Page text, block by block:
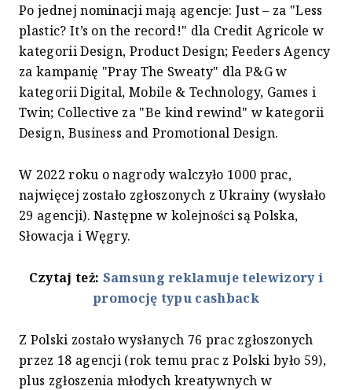
Po jednej nominacji mają agencje: Just – za "Less
plastic? It’s on the record!" dla Credit Agricole w
kategorii Design, Product Design; Feeders Agency
za kampanię "Pray The Sweaty" dla P&G w
kategorii Digital, Mobile & Technology, Games i
Twin; Collective za "Be kind rewind" w kategorii
Design, Business and Promotional Design.
W 2022 roku o nagrody walczyło 1000 prac,
najwięcej zostało zgłoszonych z Ukrainy (wysłało
29 agencji). Następne w kolejności są Polska,
Słowacja i Węgry.
Czytaj też: Samsung reklamuje telewizory i
promocję typu cashback
Z Polski zostało wysłanych 76 prac zgłoszonych
przez 18 agencji (rok temu prac z Polski było 59),
plus zgłoszenia młodych kreatywnych w